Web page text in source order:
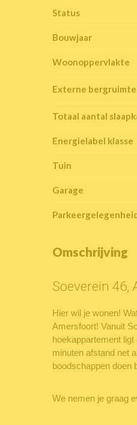
Status
Bouwjaar
Woonoppervlakte
Externe bergruimte
Totaal aantal
Energielabel klasse
Tuin
Garage
Omschrijving
Soeverein 46,
Hier wil je wonen!
Amersfoort! Vanuit
hoekappartement
minuten afstand net
boodschappen doen
We nemen je graag